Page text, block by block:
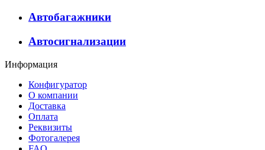
Автобагажники
Автосигнализации
Информация
Конфигуратор
О компании
Доставка
Оплата
Реквизиты
Фотогалерея